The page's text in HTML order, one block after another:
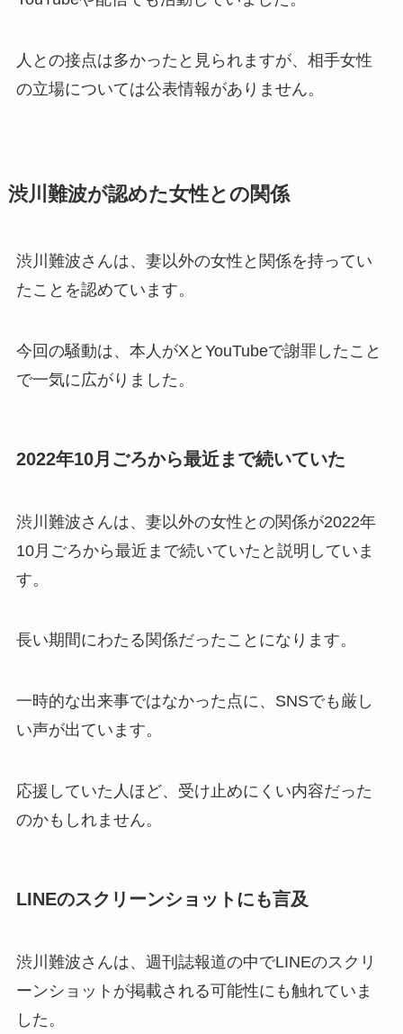
人との接点は多かったと見られますが、相手女性
の立場については公表情報がありません。
渋川難波が認めた女性との関係
渋川難波さんは、妻以外の女性と関係を持ってい
たことを認めています。
今回の騒動は、本人がXとYouTubeで謝罪したこと
で一気に広がりました。
2022年10月ごろから最近まで続いていた
渋川難波さんは、妻以外の女性との関係が2022年
10月ごろから最近まで続いていたと説明していま
す。
長い期間にわたる関係だったことになります。
一時的な出来事ではなかった点に、SNSでも厳し
い声が出ています。
応援していた人ほど、受け止めにくい内容だった
のかもしれません。
LINEのスクリーンショットにも言及
渋川難波さんは、週刊誌報道の中でLINEのスクリ
ーンショットが掲載される可能性にも触れていま
した。